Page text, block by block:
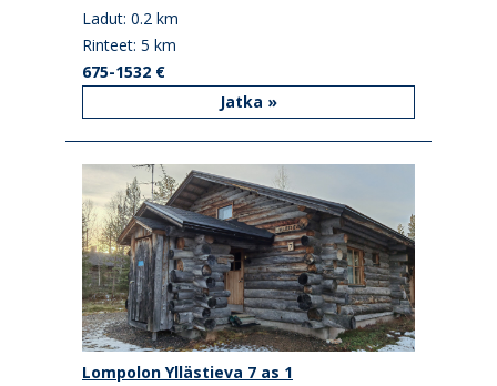
Ladut: 0.2 km
Rinteet: 5 km
675-1532 €
Jatka »
Lompolon Yllästieva 7 as 1